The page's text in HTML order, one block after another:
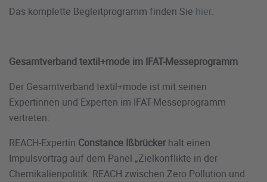
Das komplette Begleitprogramm finden Sie hier.
Gesamtverband textil+mode im IFAT-Messeprogramm
Der Gesamtverband textil+mode ist mit seinen
Expertinnen und Experten im IFAT-Messeprogramm
vertreten:
REACH-Expertin Constance Ißbrückerhält einen
Impulsvortrag auf dem Panel „Zielkonflikte in der
Chemikalienpolitik: REACH zwischen Zero Pollution und